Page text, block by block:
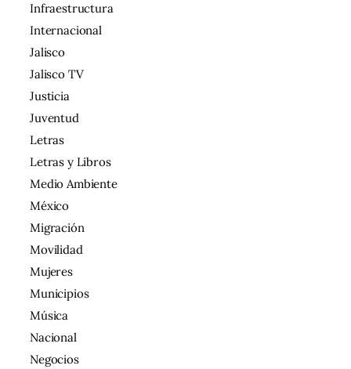
Infraestructura
Internacional
Jalisco
Jalisco TV
Justicia
Juventud
Letras
Letras y Libros
Medio Ambiente
México
Migración
Movilidad
Mujeres
Municipios
Música
Nacional
Negocios